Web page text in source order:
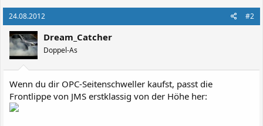
24.08.2012 #2
Dream_Catcher
Doppel-As
Wenn du dir OPC-Seitenschweller kaufst, passt die
Frontlippe von JMS erstklassig von der Höhe her: